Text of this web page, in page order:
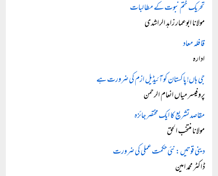
تحریک ختم نبوت کے مطالبات
مولانا ابوعمار زاہد الراشدی
قافلہ معاد
ادارہ
جی ہاں! پاکستان کو آئیڈیل ازم کی ضرورت ہے
پروفیسر میاں انعام الرحمن
مقاصد تشریع کا ایک مختصر جائزہ
مولانا منتخب الحق
دینی قوتیں: نئی حکمت عملی کی ضرورت
ڈاکٹر محمد امین